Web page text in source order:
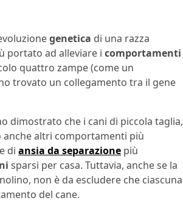
genetica di una razza
portato ad alleviare i comportamenti
quattro zampe (come un
trovato un collegamento tra il gene
dimostrato che i cani di piccola taglia,
anche altri comportamenti più
di ansia da separazione più
sparsi per casa. Tuttavia, anche se la
non è da escludere che ciascuna
del cane.